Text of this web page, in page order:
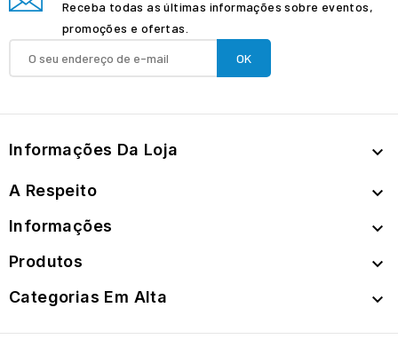
Receba todas as últimas informações sobre eventos,
promoções e ofertas.
Informações Da Loja 
A Respeito 
Informações 
Produtos 
Categorias Em Alta 